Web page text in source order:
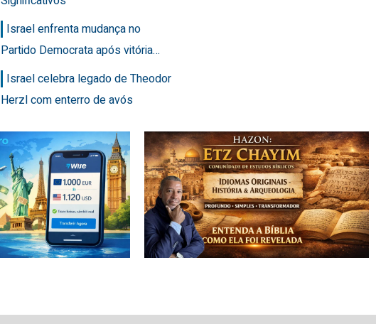
Israel enfrenta mudança no
Partido Democrata após vitória…
Israel celebra legado de Theodor
Herzl com enterro de avós